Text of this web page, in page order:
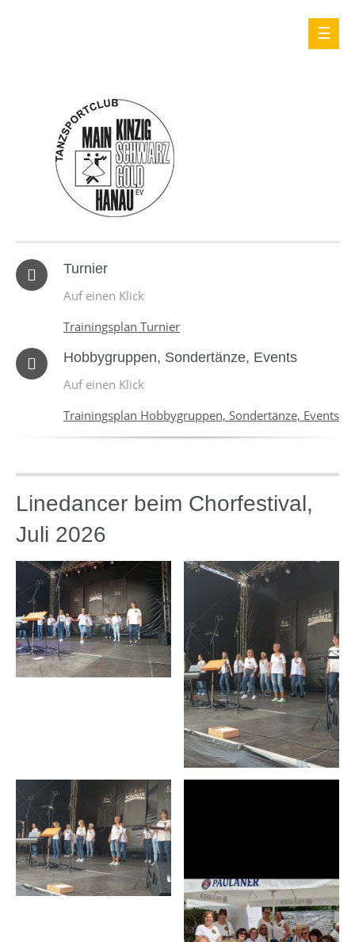
Turnier
Auf einen Klick
Trainingsplan Turnier
Hobbygruppen, Sondertänze, Events
Auf einen Klick
Trainingsplan Hobbygruppen, Sondertänze, Events
Linedancer beim Chorfestival,
Juli 2026